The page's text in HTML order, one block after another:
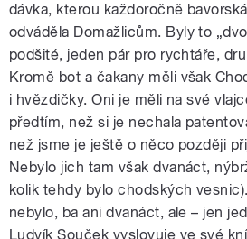
dávka, kterou každoročně
odváděla Domažlicům. Byly to
podšité, jeden pár pro rychtáře,
Kromě bot a čakany měli však
i hvězdičky. Oni je měli na své
předtím, než si je nechala
než jsme je ještě o něco později
Nebylo jich tam však dvanáct,
kolik tehdy bylo chodských
nebylo, ba ani dvanáct, ale – jen
Ludvík Souček vyslovuje ve své